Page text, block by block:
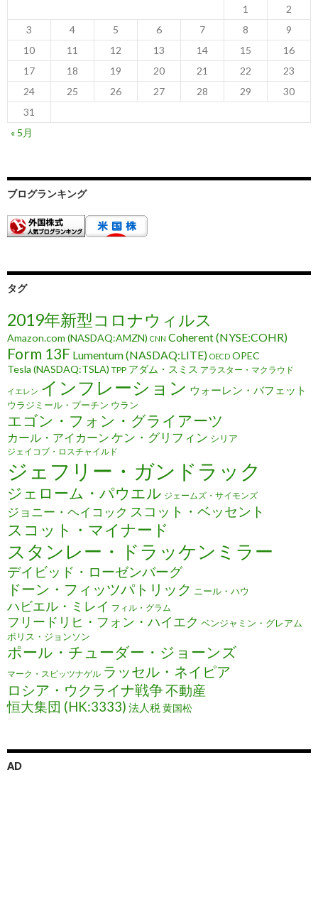
1
2
3
4 5 6 7 8
9
10
11 12 13 14 15
16
17
18 19 20 21 22
23
24
25 26 27 28 29
30
31
« 5月
ブログランキング
タグ
2019年新型コロナウィルス
Amazon.com (NASDAQ:AMZN) CNN Coherent (NYSE:COHR)
Form 13F Lumentum (NASDAQ:LITE) OECD OPEC
Tesla (NASDAQ:TSLA) TPP アダム・スミス アラスター・マクラウド
イエレン インフレーション ウォーレン・バフェット
ウラジミール・プーチン ウラン
エゴン・フォン・グライアーツ
カール・アイカーン ケン・グリフィン シリア
ジェイコブ・ロスチャイルド
ジェフリー・ガンドラック
ジェローム・パウエル ジェームズ・サイモンズ
ジョニー・ヘイコック スコット・ベッセント
スコット・マイナード
スタンレー・ドラッケンミラー
デイビッド・ローゼンバーグ
ドーン・フィッツパトリック ニール・ハウ
ハビエル・ミレイ フィル・グラム
フリードリヒ・フォン・ハイエク ベンジャミン・グレアム
ボリス・ジョンソン
ポール・チューダー・ジョーンズ
マーク・スピッツナゲル ラッセル・ネイピア
ロシア・ウクライナ戦争不動産
恒大集団 (HK:3333) 法人税 黄国松
AD